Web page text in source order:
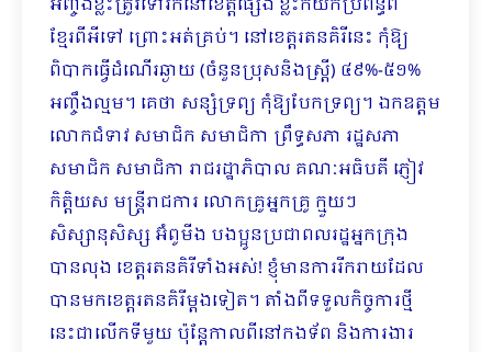
ខ្មែរពីអីទៅ ព្រោះអត់គ្រប់​។ នៅខេត្តរតនគិរីនេះ កុំឱ្យ
ពិបាកធ្វើដំណើរឆ្ងាយ (ចំនួនប្រុសនិងស្រ្តី) ៤៩%-៥១%
អញ្ចឹងល្មម។ គេថា សន្សំទ្រព្យ កុំឱ្យបែកទ្រព្យ។ ឯកឧត្តម
លោកជំទាវ សមាជិក សមាជិកា ព្រឹទ្ធសភា រដ្ឋសភា
សមាជិក សមាជិកា រាជរដ្ឋាភិបាល គណៈអធិបតី ភ្ញៀវ
កិត្តិយស មន្រ្តីរាជការ លោកគ្រូអ្នកគ្រូ ក្មួយៗ
សិស្សានុសិស្ស អ៊ំពូមីង បងប្អូនប្រជាពលរដ្ឋអ្នកក្រុង
បានលុង ខេត្តរតនគិរីទាំងអស់! ខ្ញុំមានការរីករាយដែល
បានមកខេត្តរតនគិរីម្ដងទៀត។ តាំងពីទទួលកិច្ចការថ្មី
នេះជាលើកទីមួយ ប៉ុន្តែកាលពីនៅកងទ័ព និងការងារ